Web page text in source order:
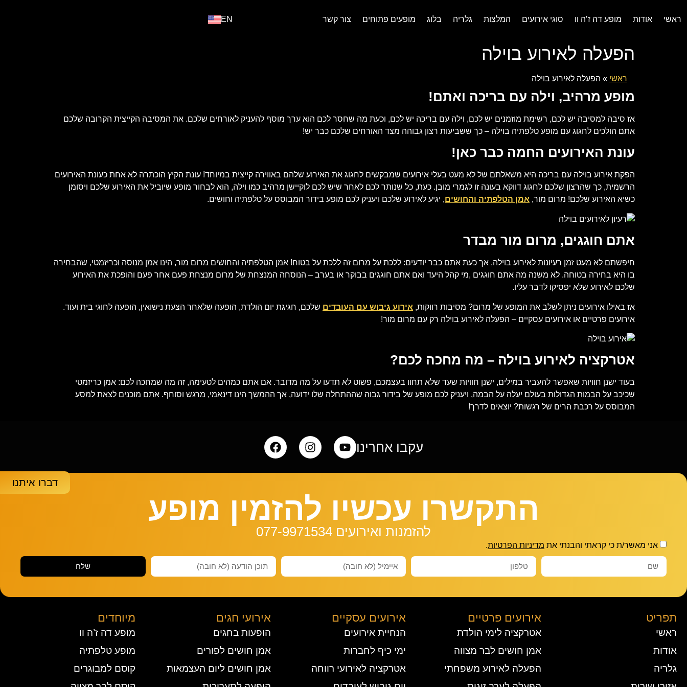
ראשי אודות מופע דה ז’ה וו סוגי אירועים המלצות גלריה בלוג מופעים פתוחים צור קשר EN
הפעלה לאירוע בוילה
ראשי » הפעלה לאירוע בוילה
מופע מרהיב, וילה עם בריכה ואתם!
אז סיבה למסיבה יש לכם, רשימת מוזמנים יש לכם, וילה עם בריכה יש לכם, וכעת מה שחסר לכם הוא ערך מוסף להעניק לאורחים שלכם. את המסיבה הקייצית הקרובה שלכם
אתם הולכים לחגוג עם מופע טלפתיה בוילה – כך ששביעות רצון גבוהה מצד האורחים שלכם כבר יש!
עונת האירועים החמה כבר כאן!
הפקת אירוע בוילה עם בריכה היא משאלתם של לא מעט בעלי אירועים שמבקשים לחגוג את האירוע שלהם באווירה קייצית במיוחד! עונת הקיץ הוכתרה לא אחת כעונת האירועים
הרשמית, כך שהרצון שלכם לחגוג דווקא בעונה זו לגמרי מובן. כעת, כל שנותר לכם לאחר שיש לכם לוקיישן מרהיב כמו וילה, הוא לבחור מופע שיוביל את האירוע שלכם ויסומן
כשיא האירוע שלכם! מרום מור, אמן הטלפתיה והחושים, יגיע לאירוע שלכם ויעניק לכם מופע בידור המבוסס על טלפתיה וחושים.
אתם חוגגים, מרום מור מבדר
חיפשתם לא מעט זמן רעיונות לאירוע בוילה, אך כעת אתם כבר יודעים: ללכת על מרום זה ללכת על בטוח! אמן הטלפתיה והחושים מרום מור, הינו אמן מנוסה וכריזמטי, שהבחירה
בו היא בחירה בטוחה. לא משנה מה אתם חוגגים ,מי קהל היעד ואם אתם חוגגים בבוקר או בערב – הנוסחה המנצחת של מרום מנצחת פעם אחר פעם והופכת את האירוע
שלכם לאירוע שלא יפסיקו לדבר עליו.
אז באילו אירועים ניתן לשלב את המופע של מרום? מסיבות רווקות, אירוע גיבוש עם העובדים שלכם, חגיגת יום הולדת, הופעה שלאחר הצעת נישואין, הופעה לחוגי בית ועוד.
אירועים פרטיים או אירועים עסקיים – הפעלה לאירוע בוילה רק עם מרום מור!
אטרקציה לאירוע בוילה – מה מחכה לכם?
בעוד ישנן חוויות שאפשר להעביר במילים, ישנן חוויות שעד שלא תחוו בעצמכם, פשוט לא תדעו על מה מדובר. אם אתם כמהים לטעימה, זה מה שמחכה לכם: אמן כריזמטי
שכיכב על הבמות הגדולות בעולם יעלה על הבמה, ויעניק לכם מופע של בידור גבוה שההתחלה שלו ידועה, אך ההמשך הינו דינאמי, מרגש וסוחף. אתם מוכנים לצאת למסע
המבוסס על רכבת הרים של רגשות? יוצאים לדרך!
עקבו אחרינו
התקשרו עכשיו להזמין מופע
להזמנות ואירועים 077-9971534
אני מאשר/ת כי קראתי והבנתי את מדיניות הפרטיות.
שלח
תפריט
ראשי
אודות
גלריה
אירועים פרטיים
אטרקציה לימי הולדת
אמן חושים לבר מצווה
הפעלה לאירוע משפחתי
אירועים עסקיים
הנחיית אירועים
ימי כיף לחברות
אטרקציה לאירועי רווחה
אירועי חגים
הופעות בחגים
אמן חושים לפורים
אמן חושים ליום העצמאות
מיוחדים
מופע דה ז’ה וו
מופע טלפתיה
קוסם למבוגרים
דברו איתנו